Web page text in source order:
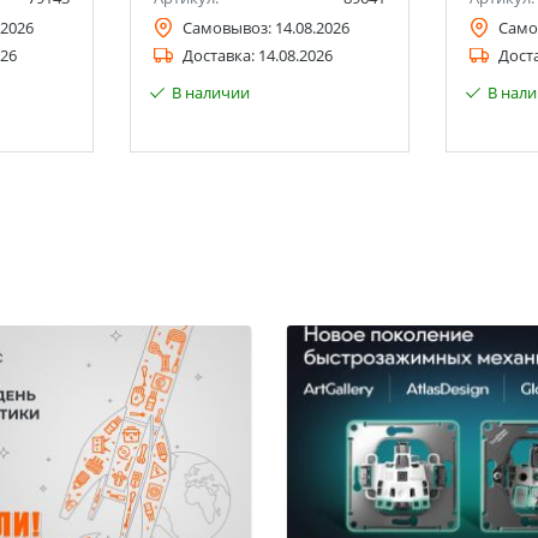
Самовывоз: 14.08.2026
Доставка: 14.08.2026
В наличии
В